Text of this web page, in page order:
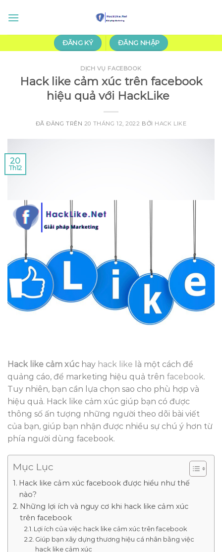
đến
ĐĂNG KÝ ĐĂNG NHẬP
DỊCH VỤ FACEBOOK
Hack like cảm xúc trên facebook
hiệu quả với HackLike
ĐÃ ĐĂNG TRÊN 20 THÁNG 12, 2022 BỞI HACK LIKE
20
Th12
Hack like cảm xúc hay hack like là một cách để
quảng cáo, để marketing hiệu quả trên facebook.
Tuy nhiên, bạn cần lựa chọn sao cho phù hợp và
hiệu quả. Hack like cảm xúc giúp bạn có được
thông số ấn tượng những người theo dõi bài viết
của bạn, giúp bạn nhận được nhiều sự chú ý hơn từ
phía người dùng facebook.
Mục Lục
Hack like cảm xúc facebook được hiểu như thế
nào?
Những lợi ích và nguy cơ khi hack like cảm xúc
trên facebook
Lợi ích của việc hack like cảm xúc trên facebook
Giúp bạn xây dựng thương hiệu cá nhân bằng việc
hack like cảm xúc